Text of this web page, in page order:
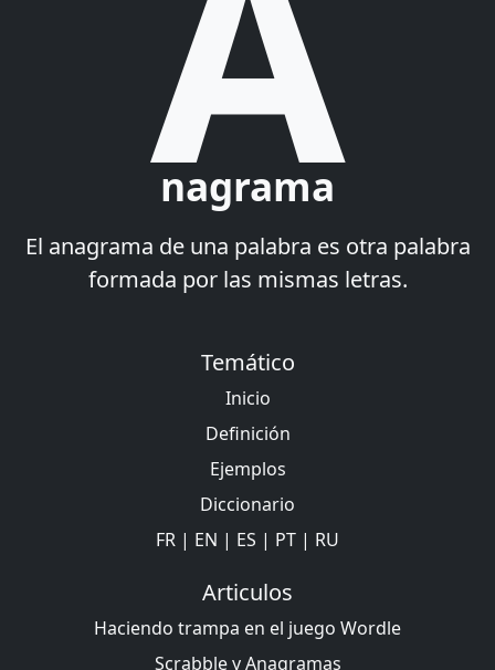
nagrama
El anagrama de una palabra es otra palabra
formada por las mismas letras.
Temático
Inicio
Definición
Ejemplos
Diccionario
FR | EN | ES | PT | RU
Articulos
Haciendo trampa en el juego Wordle
Scrabble y Anagramas